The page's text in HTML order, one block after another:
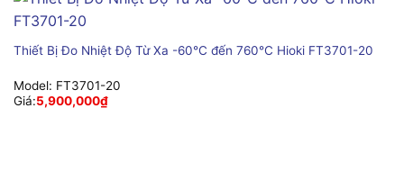
Thiết Bị Đo Nhiệt Độ Từ Xa -60°C đến 760°C Hioki FT3701-20
Model: FT3701-20
Giá:5,900,000₫